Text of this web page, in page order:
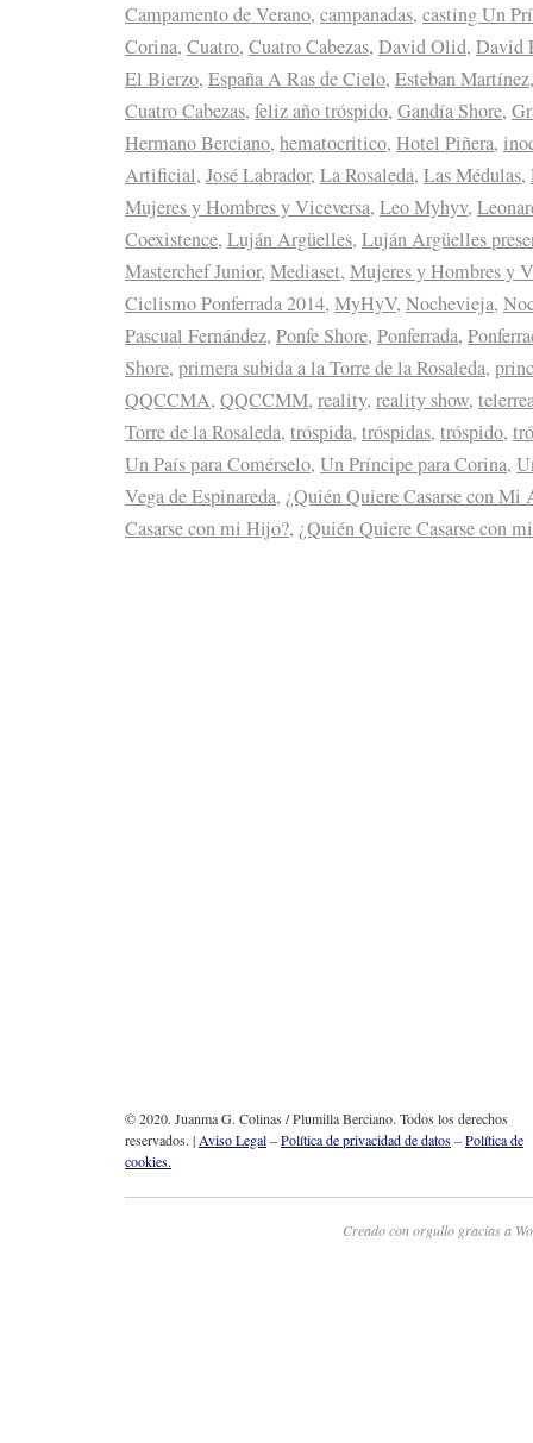
Campamento de Verano, campanadas, casting Un
Corina, Cuatro, Cuatro Cabezas, David Olid, David
El Bierzo, España A Ras de Cielo, Esteban Martínez
Cuatro Cabezas, feliz año tróspido, Gandía Shore,
Hermano Berciano, hematocritico, Hotel Piñera,
Artificial, José Labrador, La Rosaleda, Las Médulas,
Mujeres y Hombres y Viceversa, Leo Myhyv,
Coexistence, Luján Argüelles, Luján Argüelles
Masterchef Junior, Mediaset, Mujeres y Hombres y
Ciclismo Ponferrada 2014, MyHyV, Nochevieja,
Pascual Fernández, Ponfe Shore, Ponferrada,
Shore, primera subida a la Torre de la Rosaleda,
QQCCMA, QQCCMM, reality, reality show,
Torre de la Rosaleda, tróspida, tróspidas, tróspido,
Un País para Comérselo, Un Príncipe para Corina,
Vega de Espinareda, ¿Quién Quiere Casarse con Mi
Casarse con mi Hijo?, ¿Quién Quiere Casarse con
© 2020. Juanma G. Colinas / Plumilla Berciano. Todos los derechos
reservados. |Aviso Legal–Política de privacidad de datos–Política de
cookies.
Creado con orgullo gracias a